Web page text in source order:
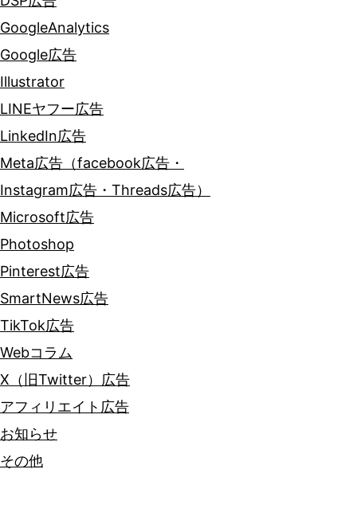
GoogleAnalytics
Google広告
Illustrator
LINEヤフー広告
LinkedIn広告
Meta広告（facebook広告・
Instagram広告・Threads広告）
Microsoft広告
Photoshop
Pinterest広告
SmartNews広告
TikTok広告
Webコラム
X（旧Twitter）広告
アフィリエイト広告
お知らせ
その他